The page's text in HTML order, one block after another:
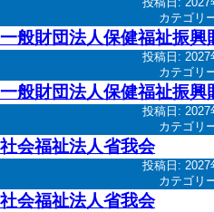
カテゴリ
一般財団法人保健福祉振興
投稿日: 2027
カテゴリ
一般財団法人保健福祉振興
投稿日: 2027
カテゴリ
社会福祉法人省我会
投稿日: 2027
カテゴリ
社会福祉法人省我会